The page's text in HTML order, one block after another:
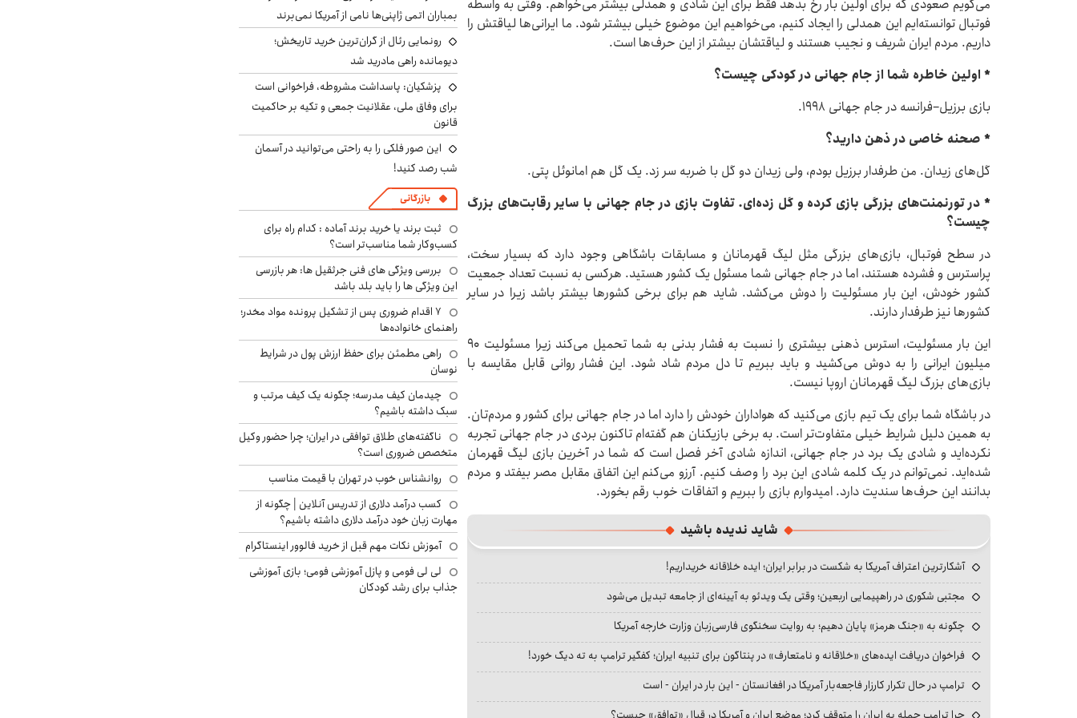
می‌گویم صعودی که برای اولین بار رخ بدهد فقط برای این شادی و همدلی بیشتر می‌خواهم. وقتی به واسطه
فوتبال توانسته‌ایم این همدلی را ایجاد کنیم، می‌خواهیم این موضوع خیلی بیشتر شود. ما ایرانی‌ها لیاقتش را
داریم. مردم ایران شریف و نجیب هستند و لیاقتشان بیشتر از این حرف‌ها است.
* اولین خاطره شما از جام جهانی در کودکی چیست؟
بازی برزیل–فرانسه در جام جهانی ۱۹۹۸.
* صحنه خاصی در ذهن دارید؟
گل‌های زیدان. من طرفدار برزیل بودم، ولی زیدان دو گل با ضربه سر زد. یک گل هم امانوئل پتی.
* در تورنمنت‌های بزرگی‌ بازی کرده و گل‌ زده‌ای. تفاوت بازی در جام جهانی با سایر رقابت‌های بزرگ
چیست؟
در سطح فوتبال، بازی‌های بزرگی مثل لیگ قهرمانان و مسابقات باشگاهی وجود دارد که بسیار سخت،
پراسترس و فشرده هستند، اما در جام جهانی شما مسئول یک کشور هستید. هرکسی به نسبت تعداد جمعیت
کشور خودش، این بار مسئولیت را دوش می‌کشد. شاید هم برای برخی کشورها بیشتر باشد زیرا در سایر
کشورها نیز طرفدار دارند.
این بار مسئولیت، استرس ذهنی بیشتری را نسبت به فشار بدنی به شما تحمیل می‌کند زیرا مسئولیت ۹۰
میلیون ایرانی را به دوش می‌کشید و باید ببریم تا دل مردم شاد شود. این فشار روانی قابل مقایسه با
بازی‌های بزرگ لیگ قهرمانان اروپا نیست.
در باشگاه شما برای یک تیم بازی می‌کنید که هواداران خودش را دارد اما در جام جهانی برای کشور و مردم‌تان.
به همین دلیل شرایط خیلی متفاوت‌تر است. به برخی بازیکنان هم گفته‌ام تاکنون بردی در جام جهانی تجربه
نکرده‌اید و شادی یک برد در جام جهانی، اندازه شادی آخر فصل است که شما در آخرین بازی لیگ قهرمان
شده‌اید. نمی‌توانم در یک کلمه شادی این برد را وصف کنیم. آرزو می‌کنم این اتفاق مقابل مصر بیفتد و مردم
بدانند این حرف‌ها سندیت دارد. امیدوارم بازی را ببریم و اتفاقات خوب رقم بخورد.
شاید ندیده باشید
آشکارترین اعتراف آمریکا به شکست در برابر ایران؛ ایده خلاقانه خریداریم!
مجتبی شکوری در راهپیمایی اربعین؛ وقتی یک ویدئو به آیینه‌ای از جامعه تبدیل می‌شود
چگونه به «جنگ هرمز» پایان دهیم؛ به روایت سخنگوی فارسی‌زبان وزارت خارجه آمریکا
فراخوان دریافت ایده‌های «خلاقانه و نامتعارف» در پنتاگون برای تنبیه ایران؛ کفگیر ترامپ به ته دیگ خورد!
ترامپ در حال تکرار کارزار فاجعه‌بار آمریکا در افغانستان - این بار در ایران - است
چرا ترامپ حمله به ایران را متوقف کرد؛ موضع ایران و آمریکا در قبال «توافق» چیست؟
بمباران اتمی ژاپنی‌ها نامی از آمریکا نمی‌برند
رونمایی رئال از گران‌ترین خرید تاریخش؛
دیومانده راهی مادرید شد
پزشکیان: پاسداشت مشروطه، فراخوانی است
برای وفاق ملی، عقلانیت جمعی و تکیه بر حاکمیت
قانون
این صور فلکی را به راحتی می‌توانید در آسمان
شب رصد کنید!
بازرگانی
ثبت برند یا خرید برند آماده : کدام راه برای
کسب‌وکار شما مناسب‌تر است؟
بررسی ویژگی های فنی جرثقیل ها: هر بازرسی
این ویژگی ها را باید بلد باشد
۷ اقدام ضروری پس از تشکیل پرونده مواد مخدر؛
راهنمای خانواده‌ها
راهی مطمئن برای حفظ ارزش پول در شرایط
نوسان
چیدمان کیف مدرسه؛ چگونه یک کیف مرتب و
سبک داشته باشیم؟
ناگفته‌های طلاق توافقی در ایران؛ چرا حضور وکیل
متخصص ضروری است؟
روانشناس خوب در تهران با قیمت مناسب
کسب درآمد دلاری از تدریس آنلاین | چگونه از
مهارت زبان خود درآمد دلاری داشته باشیم؟
آموزش نکات مهم قبل از خرید فالوور اینستاگرام
لی لی فومی و پازل آموزشی فومی؛ بازی آموزشی
جذاب برای رشد کودکان